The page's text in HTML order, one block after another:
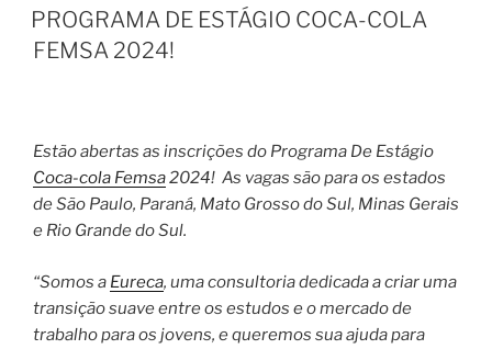
EM
PROGRAMA DE ESTÁGIO COCA-COLA
FEMSA 2024!
Estão abertas as inscrições do Programa De Estágio
Coca-cola Femsa2024! As vagas são para os estados
de São Paulo, Paraná, Mato Grosso do Sul, Minas Gerais
e Rio Grande do Sul.
“Somos a Eureca, uma consultoria dedicada a criar uma
transição suave entre os estudos e o mercado de
trabalho para os jovens, e queremos sua ajuda para